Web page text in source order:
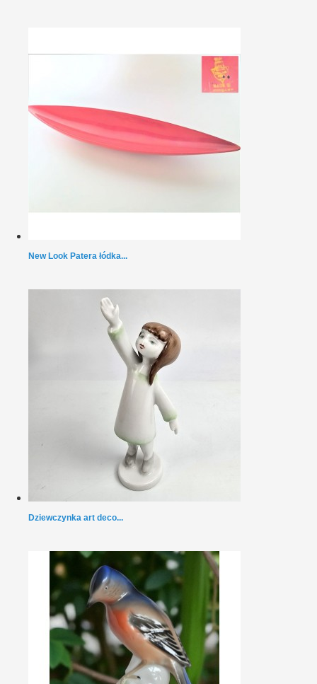
New Look Patera łódka...
Dziewczynka art deco...